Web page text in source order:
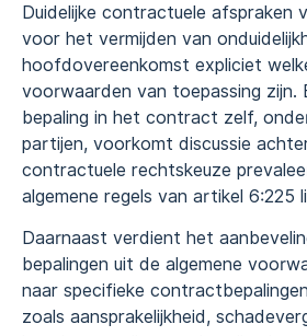
Duidelijke contractuele afspraken
voor het vermijden van
hoofdovereenkomst expliciet
voorwaarden van toepassing zijn.
bepaling in het contract zelf,
partijen, voorkomt discussie
contractuele rechtskeuze
algemene regels van artikel 6:225
Daarnaast verdient het
bepalingen uit de algemene
naar specifieke
zoals aansprakelijkheid,